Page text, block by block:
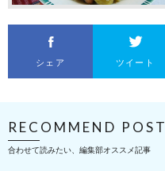
シェア ツイート
RECOMMEND POST
合わせて読みたい、編集部オススメ記事